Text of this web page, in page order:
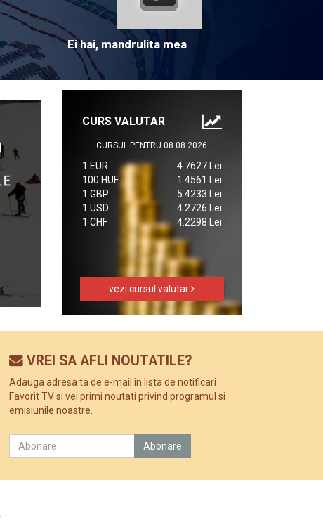
Ei hai, mandrulita mea
CURS VALUTAR
CURSUL PENTRU 08.08.2026
1 EUR
4.7627 Lei
100 HUF
1.4561 Lei
1 GBP
5.4233 Lei
1 USD
4.2726 Lei
1 CHF
4.2298 Lei
vezi cursul valutar
VREI SA AFLI NOUTATILE?
Adauga adresa ta de e-mail in lista de notificari
Favorit TV si vei primi noutati privind programul si
emisiunile noastre.